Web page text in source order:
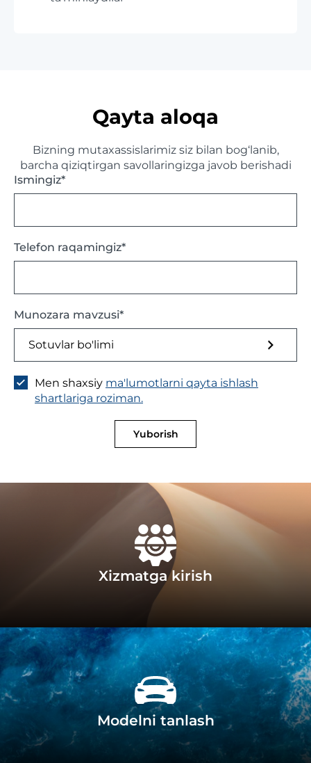
Qayta aloqa
Bizning mutaxassislarimiz siz bilan bog‘lanib,
barcha qiziqtirgan savollaringizga javob berishadi
Ismingiz*
Telefon raqamingiz*
Munozara mavzusi*
Sotuvlar bo'limi
Men shaxsiy ma'lumotlarni qayta ishlash
shartlariga roziman.
Yuborish
Xizmatga kirish
Modelni tanlash